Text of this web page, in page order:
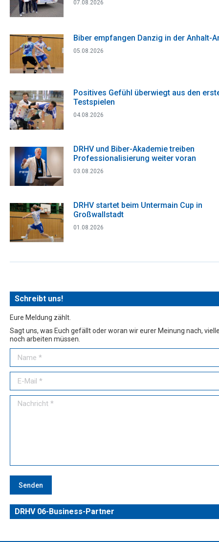
07.08.2026
Biber empfangen Danzig in der Anhalt-
05.08.2026
Positives Gefühl überwiegt aus den
Testspielen
04.08.2026
DRHV und Biber-Akademie treiben
Professionalisierung weiter voran
03.08.2026
DRHV startet beim Untermain Cup in
Großwallstadt
01.08.2026
Schreibt uns!
Eure Meldung zählt.
Sagt uns, was Euch gefällt oder woran wir eurer Meinung nach,
noch arbeiten müssen.
Nachricht *
Senden
DRHV 06-Business-Partner